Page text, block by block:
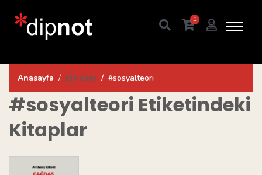
0
Anasayfa Etiketler #sosyalteori
#sosyalteori Etiketindeki
Kitaplar